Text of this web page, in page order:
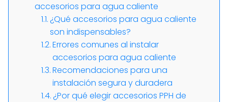
accesorios para agua caliente
¿Qué accesorios para agua caliente
son indispensables?
Errores comunes al instalar
accesorios para agua caliente
Recomendaciones para una
instalación segura y duradera
¿Por qué elegir accesorios PPH de